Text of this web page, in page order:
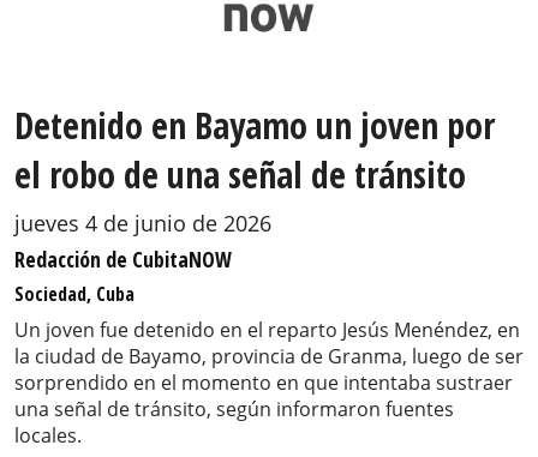
Detenido en Bayamo un joven por
el robo de una señal de tránsito
jueves 4 de junio de 2026
Redacción de CubitaNOW
Sociedad, Cuba
Un joven fue detenido en el reparto Jesús Menéndez, en
la ciudad de Bayamo, provincia de Granma, luego de ser
sorprendido en el momento en que intentaba sustraer
una señal de tránsito, según informaron fuentes
locales.